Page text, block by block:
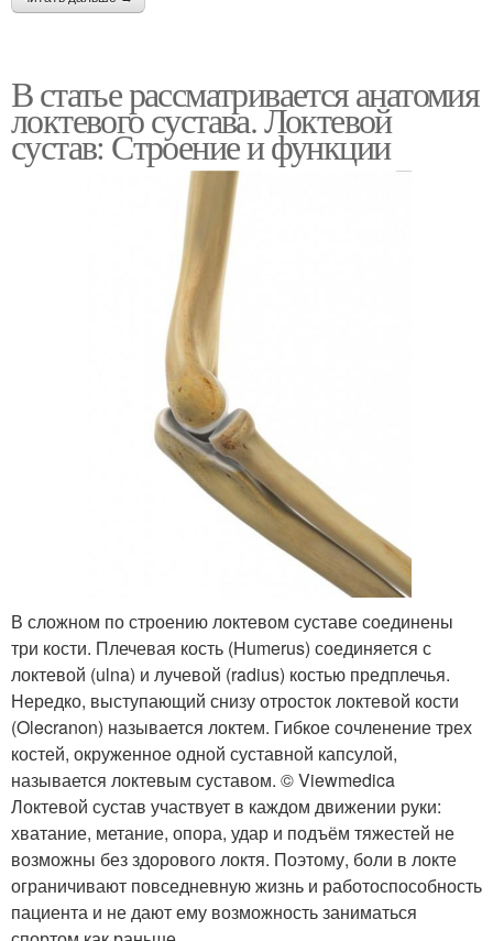
В статье рассматривается анатомия
локтевого сустава. Локтевой
сустав: Строение и функции
В сложном по строению локтевом суставе соединены
три кости. Плечевая кость (Humerus) соединяется с
локтевой (ulna) и лучевой (radius) костью предплечья.
Нередко, выступающий снизу отросток локтевой кости
(Olecranon) называется локтем. Гибкое сочленение трех
костей, окруженное одной суставной капсулой,
называется локтевым суставом. © Viewmedica
Локтевой сустав участвует в каждом движении руки:
хватание, метание, опора, удар и подъём тяжестей не
возможны без здорового локтя. Поэтому, боли в локте
ограничивают повседневную жизнь и работоспособность
пациента и не дают ему возможность заниматься